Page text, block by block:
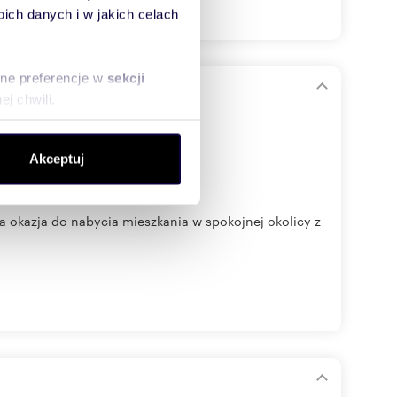
danych i w jakich celach
preferencje w sekcji
chwili.
społecznościowym,
od Ciebie lub
Akceptuj
okazja do nabycia mieszkania w spokojnej okolicy z